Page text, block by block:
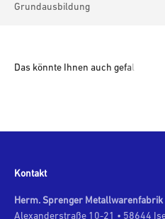
Grundausbildung
Kontakt
Herm. Sprenger Metallwarenfabrik
Alexanderstraße 10-21 • 58644